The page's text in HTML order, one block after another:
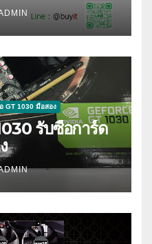
GT 1030 มือสอง
รับซื้อการ์ด